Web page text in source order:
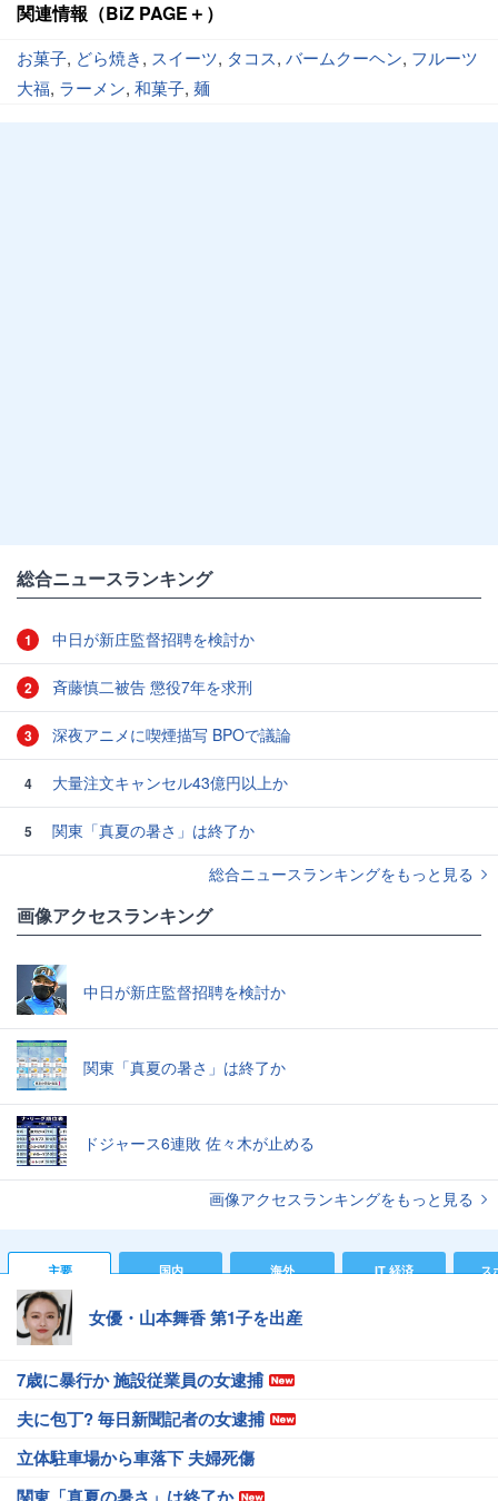
関連情報（BiZ PAGE＋）
お菓子, どら焼き, スイーツ, タコス, バームクーヘン, フルーツ
大福, ラーメン, 和菓子, 麺
総合ニュースランキング
1 中日が新庄監督招聘を検討か
2 斉藤慎二被告 懲役7年を求刑
3 深夜アニメに喫煙描写 BPOで議論
4 大量注文キャンセル43億円以上か
5
関東「真夏の暑さ」は終了か
総合ニュースランキングをもっと見る
画像アクセスランキング
中日が新庄監督招聘を検討か
関東「真夏の暑さ」は終了か
ドジャース6連敗 佐々木が止める
画像アクセスランキングをもっと見る
主要 国内 海外 IT 経済 ス
女優・山本舞香 第1子を出産
7歳に暴行か 施設従業員の女逮捕
夫に包丁? 毎日新聞記者の女逮捕
立体駐車場から車落下 夫婦死傷